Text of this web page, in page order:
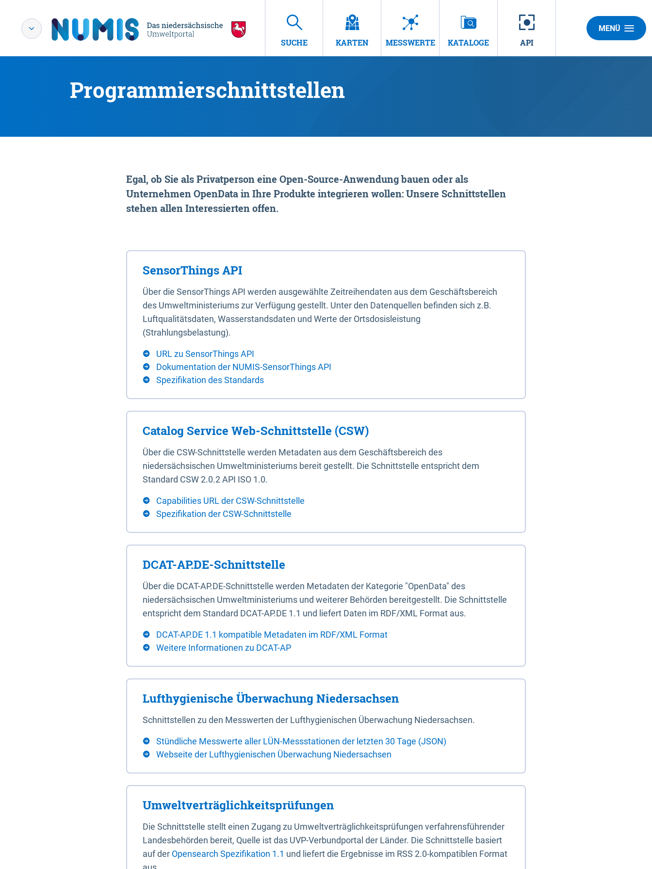
SUCHE KARTEN MESSWERTE KATALOGE API
MENÜ
Programmierschnittstellen
Egal, ob Sie als Privatperson eine Open-Source-Anwendung bauen oder als
Unternehmen OpenData in Ihre Produkte integrieren wollen: Unsere Schnittstellen
stehen allen Interessierten offen.
SensorThings API
Über die SensorThings API werden ausgewählte Zeitreihendaten aus dem Geschäftsbereich
des Umweltministeriums zur Verfügung gestellt. Unter den Datenquellen befinden sich z.B.
Luftqualitätsdaten, Wasserstandsdaten und Werte der Ortsdosisleistung
(Strahlungsbelastung).
URL zu SensorThings API
Dokumentation der NUMIS-SensorThings API
Spezifikation des Standards
Catalog Service Web-Schnittstelle (CSW)
Über die CSW-Schnittstelle werden Metadaten aus dem Geschäftsbereich des
niedersächsischen Umweltministeriums bereit gestellt. Die Schnittstelle entspricht dem
Standard CSW 2.0.2 API ISO 1.0.
Capabilities URL der CSW-Schnittstelle
Spezifikation der CSW-Schnittstelle
DCAT-AP.DE-Schnittstelle
Über die DCAT-AP.DE-Schnittstelle werden Metadaten der Kategorie "OpenData" des
niedersächsischen Umweltministeriums und weiterer Behörden bereitgestellt. Die Schnittstelle
entspricht dem Standard DCAT-AP.DE 1.1 und liefert Daten im RDF/XML Format aus.
DCAT-AP.DE 1.1 kompatible Metadaten im RDF/XML Format
Weitere Informationen zu DCAT-AP
Lufthygienische Überwachung Niedersachsen
Schnittstellen zu den Messwerten der Lufthygienischen Überwachung Niedersachsen.
Stündliche Messwerte aller LÜN-Messstationen der letzten 30 Tage (JSON)
Webseite der Lufthygienischen Überwachung Niedersachsen
Umweltverträglichkeitsprüfungen
Die Schnittstelle stellt einen Zugang zu Umweltverträglichkeitsprüfungen verfahrensführender
Landesbehörden bereit, Quelle ist das UVP-Verbundportal der Länder. Die Schnittstelle basiert
auf der Opensearch Spezifikation 1.1 und liefert die Ergebnisse im RSS 2.0-kompatiblen Format